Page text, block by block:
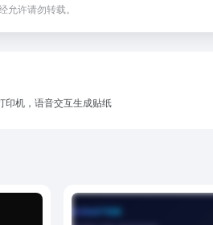
允许请勿转载。
印机，语音交互生成贴纸